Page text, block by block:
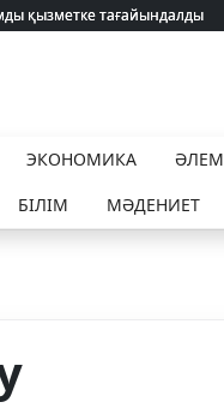
қызметке тағайындалды
қызметке тағайындалды
ЭКОНОМИКА ӘЛЕМ
БІЛІМ МӘДЕНИЕТ